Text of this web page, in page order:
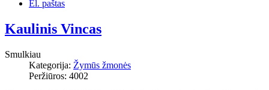
El. paštas
Kaulinis Vincas
Smulkiau
Kategorija: Žymūs žmonės
Peržiūros: 4002